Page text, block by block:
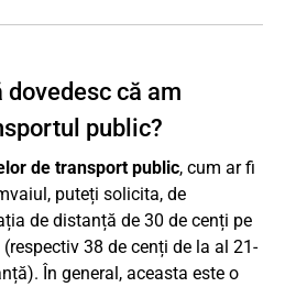
dovedesc că am
public?
de transport public, cum ar fi
puteți solicita, de
de distanță de 30 de cenți pe
38 de cenți de la al 21-
În general, aceasta este o